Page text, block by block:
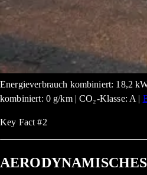
Energieverbrauch kombiniert: 18,2
kombiniert: 0 g/km | CO₂-Klasse: A |
Key Fact #2